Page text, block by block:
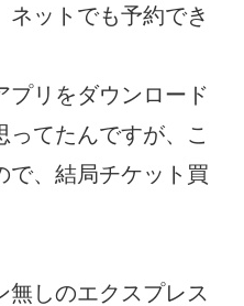
ネットでも予約でき
プリをダウンロード
ってたんですが、こ
で、結局チケット買
無しのエクスプレス